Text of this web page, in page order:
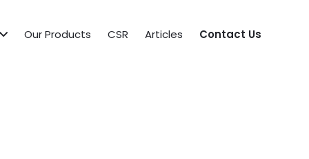
Our Products CSR Articles Contact Us